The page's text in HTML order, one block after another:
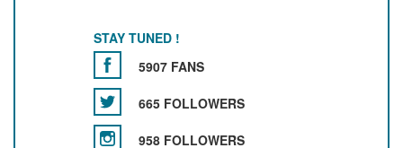
STAY TUNED !
5907 FANS
665 FOLLOWERS
958 FOLLOWERS